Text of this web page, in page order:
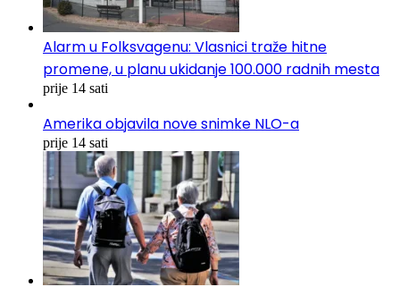
Alarm u Folksvagenu: Vlasnici traže hitne
promene, u planu ukidanje 100.000 radnih mesta
prije 14 sati
Amerika objavila nove snimke NLO-a
prije 14 sati